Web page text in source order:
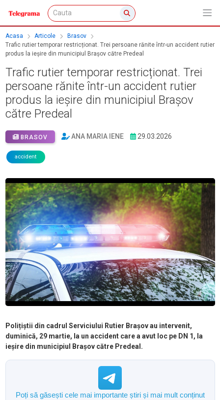
Acasa Articole
Brasov
Trafic rutier temporar restricționat. Trei persoane rănite într-un accident rutier
produs la ieșire din municipiul Brașov către Predeal
Trafic rutier temporar restricționat. Trei
persoane rănite într-un accident rutier
produs la ieșire din municipiul Brașov
către Predeal
BRASOV ANA MARIA IENE 29.03.2026
accident
Polițiștii din cadrul Serviciului Rutier Brașov au intervenit,
duminică, 29 martie, la un accident care a avut loc pe DN 1, la
ieșire din municipiul Brașov către Predeal.
Poți să găsești cele mai importante știri și mai mult conținut